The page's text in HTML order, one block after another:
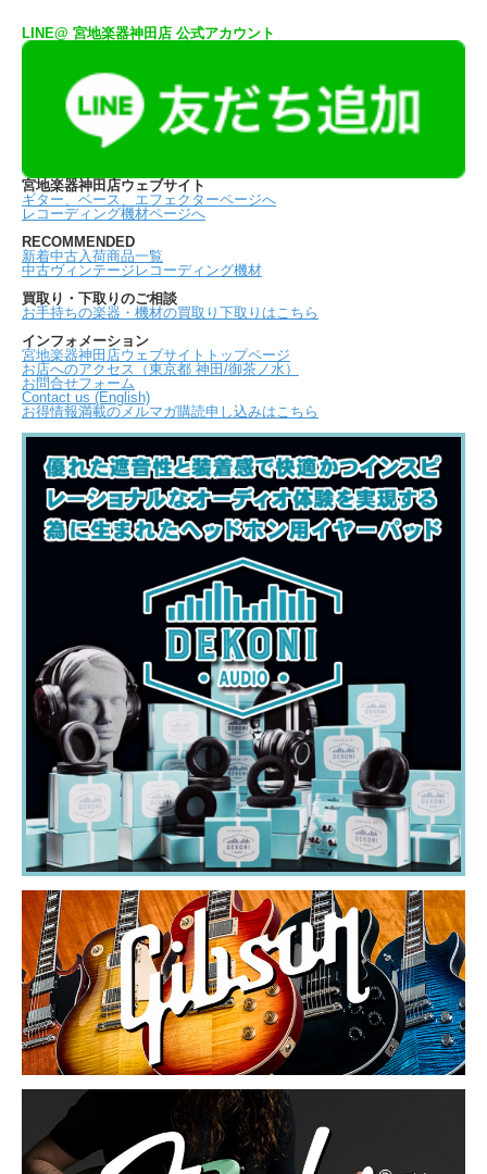
LINE@ 宮地楽器神田店 公式アカウント
宮地楽器神田店ウェブサイト
ギター、ベース、エフェクターページへ
レコーディング機材ページへ
RECOMMENDED
新着中古入荷商品一覧
中古ヴィンテージレコーディング機材
買取り・下取りのご相談
お手持ちの楽器・機材の買取り下取りはこちら
インフォメーション
宮地楽器神田店ウェブサイトトップページ
お店へのアクセス（東京都 神田/御茶ノ水）
お問合せフォーム
Contact us (English)
お得情報満載のメルマガ購読申し込みはこちら